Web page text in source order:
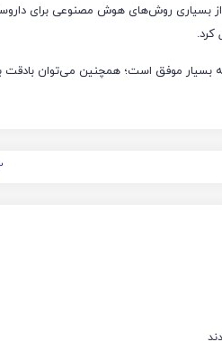
بسیاری روش‌های هوش مصنوعی برای
کرد.
موفق است؛ همچنین می‌توان بادقت